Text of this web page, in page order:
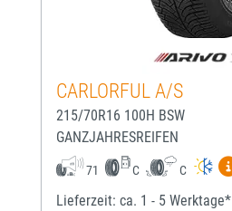
CARLORFUL A/S
215/70R16 100H BSW
GANZJAHRESREIFEN
71 C C
Lieferzeit: ca. 1 - 5 Werktage*